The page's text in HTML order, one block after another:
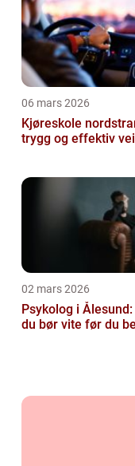
06 mars 2026
Kjøreskole
trygg og effektiv
02 mars 2026
Psykolog i Ålesund:
du bør vite før du